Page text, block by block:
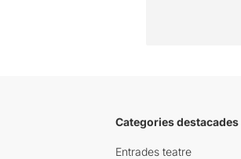
Categories destacades
Entrades teatre